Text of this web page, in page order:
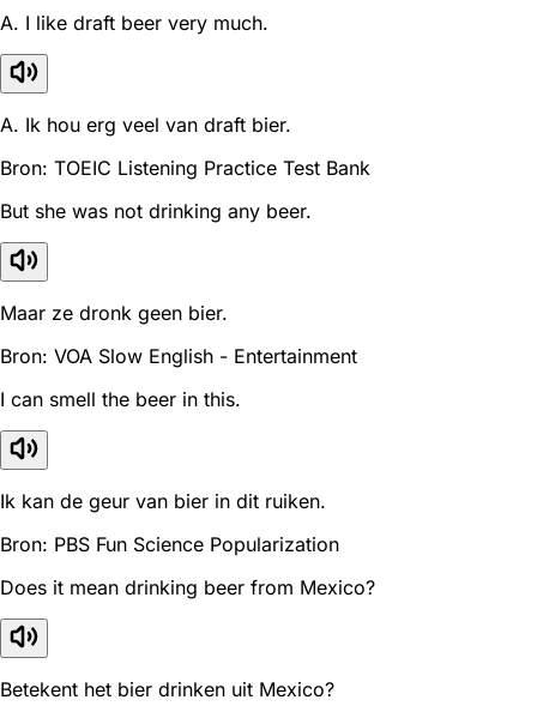
A. I like draft beer very much.
A. Ik hou erg veel van draft bier.
Bron: TOEIC Listening Practice Test Bank
But she was not drinking any beer.
Maar ze dronk geen bier.
Bron: VOA Slow English - Entertainment
I can smell the beer in this.
Ik kan de geur van bier in dit ruiken.
Bron: PBS Fun Science Popularization
Does it mean drinking beer from Mexico?
Betekent het bier drinken uit Mexico?